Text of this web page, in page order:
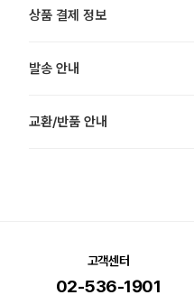
상품 결제 정보
발송 안내
교환/반품 안내
고객센터
02-536-1901